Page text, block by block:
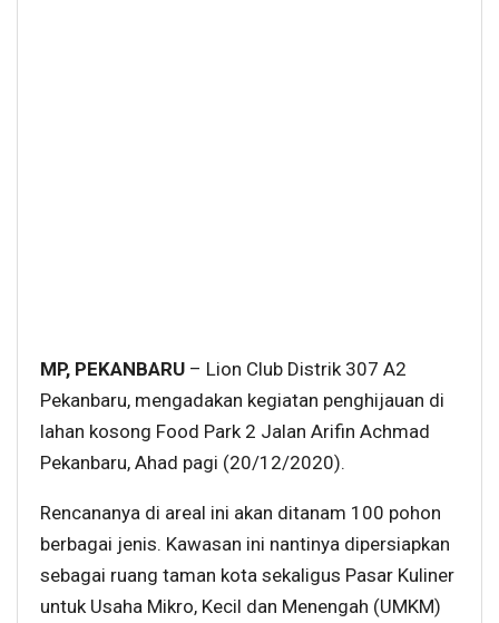
MP, PEKANBARU – Lion Club Distrik 307 A2
Pekanbaru, mengadakan kegiatan penghijauan di
lahan kosong Food Park 2 Jalan Arifin Achmad
Pekanbaru, Ahad pagi (20/12/2020).
Rencananya di areal ini akan ditanam 100 pohon
berbagai jenis. Kawasan ini nantinya dipersiapkan
sebagai ruang taman kota sekaligus Pasar Kuliner
untuk Usaha Mikro, Kecil dan Menengah (UMKM)